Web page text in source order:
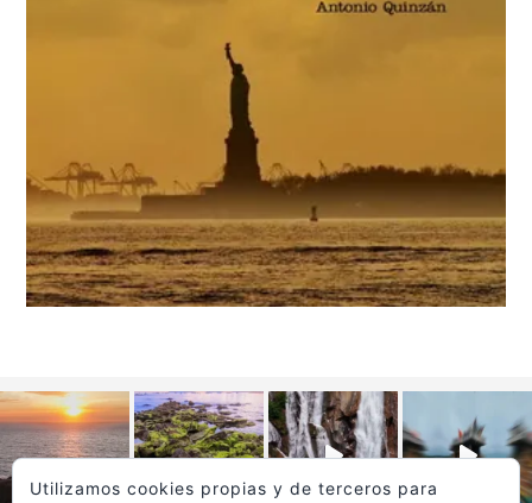
Utilizamos cookies propias y de terceros para